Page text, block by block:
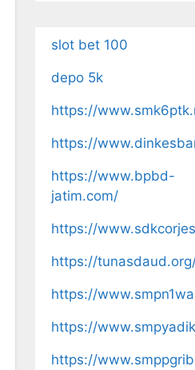
slot bet 100
depo 5k
https://
https://
https://www.bpbd-
jatim.com/
https://
https://
https://
https://
https://